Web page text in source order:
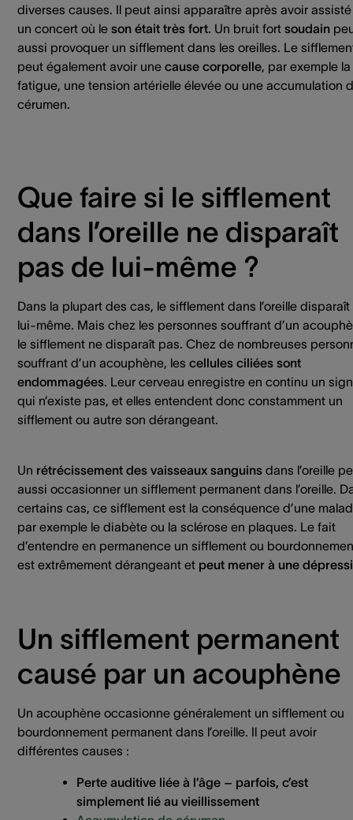
diverses causes. Il peut ainsi apparaître après avoir
un concert où le son était très fort. Un bruit fort soudain
aussi provoquer un sifflement dans les oreilles. Le
peut également avoir une cause corporelle, par exemple la
fatigue, une tension artérielle élevée ou une accumulation
cérumen.
Que faire si le sifflement
dans l’oreille ne disparaît
pas de lui-même ?
Dans la plupart des cas, le sifflement dans l’oreille
lui-même. Mais chez les personnes souffrant d’un
le sifflement ne disparaît pas. Chez de nombreuses
souffrant d’un acouphène, les cellules ciliées sont
endommagées. Leur cerveau enregistre en continu un
qui n’existe pas, et elles entendent donc constamment un
sifflement ou autre son dérangeant.
Un rétrécissement des vaisseaux sanguins dans l’oreille
aussi occasionner un sifflement permanent dans l’oreille.
certains cas, ce sifflement est la conséquence d’une
par exemple le diabète ou la sclérose en plaques. Le fait
d’entendre en permanence un sifflement ou
est extrêmement dérangeant et peut mener à une
Un sifflement permanent
causé par un acouphène
Un acouphène occasionne généralement un sifflement ou
bourdonnement permanent dans l’oreille. Il peut avoir
différentes causes :
Perte auditive liée à l’âge – parfois, c’est
simplement lié au vieillissement